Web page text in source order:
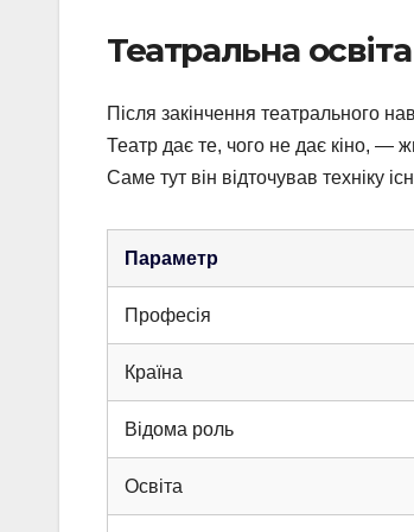
Театральна
Після закінчення театрального
Театр дає те, чого не дає кіно, —
Саме тут він відточував техніку
Параметр
Професія
Країна
Відома роль
Освіта